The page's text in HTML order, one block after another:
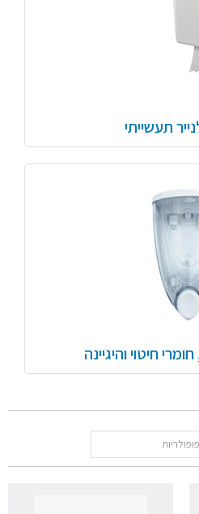
תעשייתי
חיטוי והיגיינה